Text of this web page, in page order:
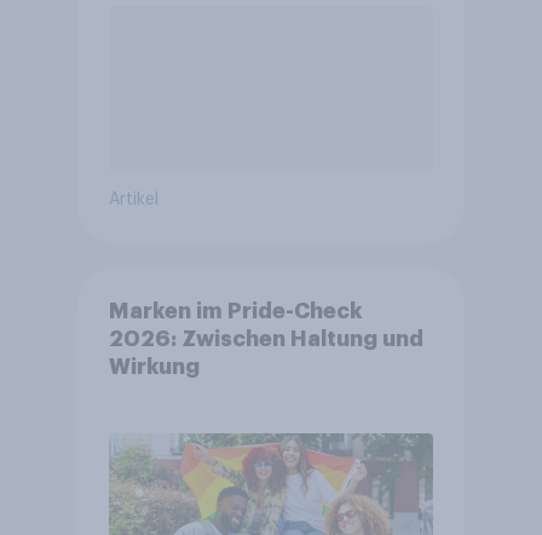
Artikel
Marken im Pride-Check
2026: Zwischen Haltung und
Wirkung